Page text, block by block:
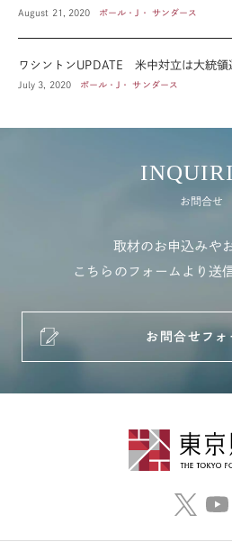
August 21, 2020 ポール・J・ サンダース
ワシントンUPDATE 米中対立は大統領
July 3, 2020 ポール・J・ サンダース
お問合せ
取材のお申込みや
こちらのフォームより送
お問合せフォ